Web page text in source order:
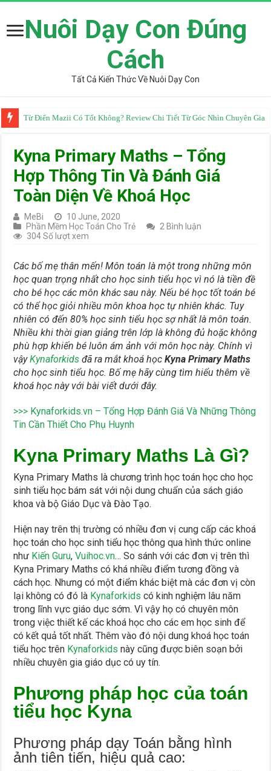
Nuôi Dạy Con Đúng
Cách
Tất Cả Kiến Thức Về Nuôi Dạy Con
Từ Điển Mazii Có Tốt Không? Review Chi Tiết Từ Góc Nhìn Chuyên Gia
Kyna Primary Maths – Tổng
Hợp Thông Tin Và Đánh Giá
Toàn Diện Về Khoá Học
MeBi
10 June, 2020
Phần Mềm Học Toán Cho Trẻ
2 Bình luận
304 Số lượt xem
Các bố mẹ thân mến! Môn toán là một trong những môn
học quan trọng nhất cho học sinh tiểu học vì nó là tiền đề
cho bé học các môn khác sau này. Nếu bé học tốt toán bé
có thể học giỏi nhiều môn khoa học tự nhiên khác. Tuy
nhiên có đến 80% học sinh tiểu học sợ nhất là môn toán.
Nhiều khi thời gian giảng trên lớp là không đủ hoặc không
phù hợp khiến bé luôn ám ảnh với môn học này. Chính vì
vậyKynaforkids đã ra mắt khoá họcKyna Primary Maths
cho học sinh tiểu học. Bố mẹ hãy cùng tìm hiểu thêm về
khoá học này với bài viết dưới đây.
>>> Kynaforkids.vn – Tổng Hợp Đánh Giá Và Những Thông
Tin Cần Thiết Cho Phụ Huynh
Kyna Primary Maths Là Gì?
Kyna Primary Maths là chương trình học toán học cho học
sinh tiểu học bám sát với nội dung chuẩn của sách giáo
khoa và bộ Giáo Dục và Đào Tạo.
Hiện nay trên thị trường có nhiều đơn vị cung cấp các khoá
học toán cho học sinh tiểu học thông qua hình thức online
như Kiến Guru,Vuihoc.vn… So sánh với các đơn vị trên thì
Kyna Primary Maths có khá nhiều điểm tương đồng và
cách học. Nhưng có một điểm khác biệt mà các đơn vị còn
lại không có đó là Kynaforkids có kinh nghiệm lâu năm
trong lĩnh vực giáo dục sớm. Vì vậy họ có chuyên môn
trong việc thiết kế các khoá học cho các em học sinh để
có kết quả tốt nhất. Thêm vào đó nội dung khoá học toán
tiểu học trên Kynaforkids này cũng được biên soạn bởi
nhiều chuyên gia giáo dục có uy tín.
Phương pháp học của toán
tiểu học Kyna
Phương pháp dạy Toán bằng hình
ảnh tiên tiến, hiệu quả cao: